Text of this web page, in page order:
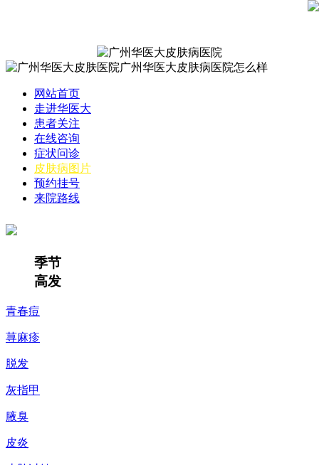
网站首页
走进华医大
患者关注
在线咨询
症状问诊
皮肤病图片
预约挂号
来院路线
季节
高发
青春痘
荨麻疹
脱发
灰指甲
腋臭
皮炎